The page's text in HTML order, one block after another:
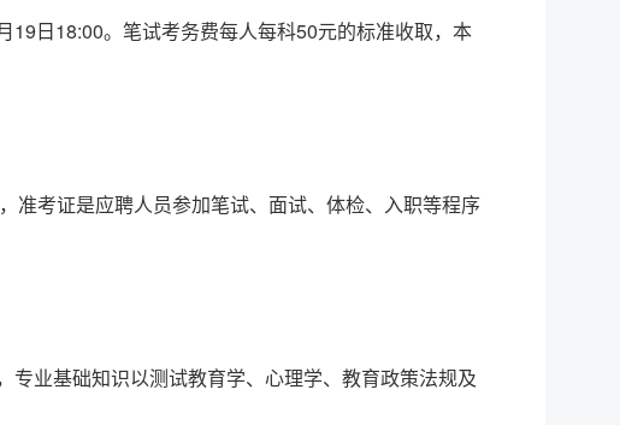
日18:00。笔试考务费每人每科50元的标准收取，本
准考证是应聘人员参加笔试、面试、体检、入职等程序
专业基础知识以测试教育学、心理学、教育政策法规及